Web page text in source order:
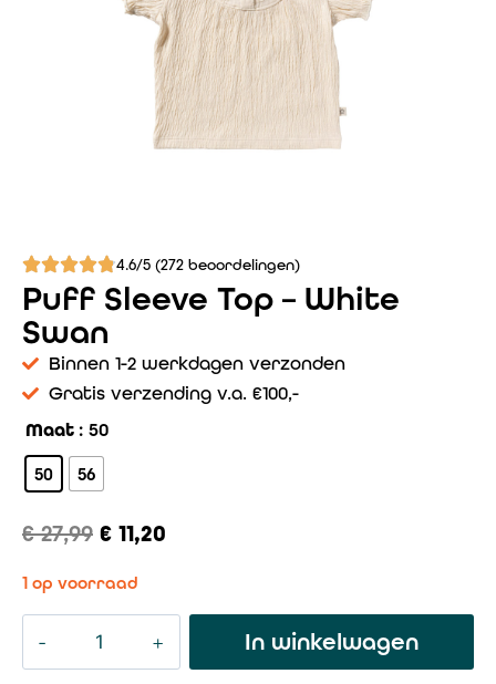
4.6/5 (272 beoordelingen)
Puff Sleeve Top – White
Swan
Binnen 1-2 werkdagen verzonden
Gratis verzending v.a. €100,-
Maat : 50
50 56
€27,99 € 11,20
1 op voorraad
In winkelwagen